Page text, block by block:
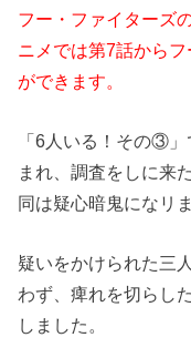
フー・ファイターズ
ニメでは第7話から
ができます。
「6人いる！その③
まれ、調査をしに来
同は疑心暗鬼になリま
疑いをかけられた三
わず、痺れを切らし
しました。